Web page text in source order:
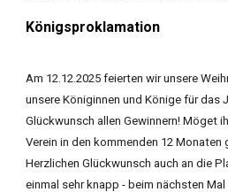
Königsproklamation
Am 12.12.2025 feierten wir unsere
unsere Königinnen und Könige für das
Glückwunsch allen Gewinnern! Möget
Verein in den kommenden 12 Monaten
Herzlichen Glückwunsch auch an die
einmal sehr knapp - beim nächsten